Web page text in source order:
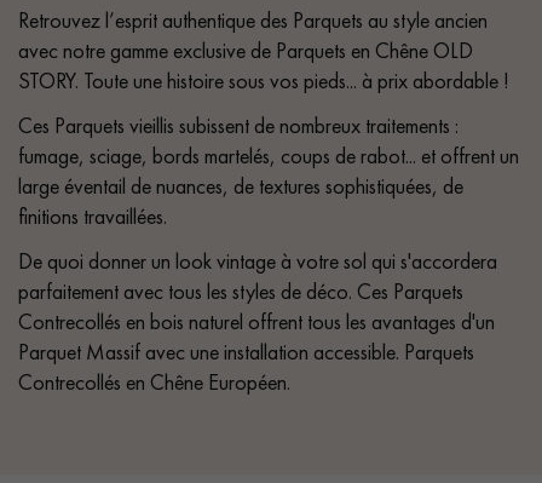
Retrouvez l’esprit authentique des Parquets au style ancien
avec notre gamme exclusive de Parquets en Chêne OLD
STORY. Toute une histoire sous vos pieds... à prix abordable !
Ces Parquets vieillis subissent de nombreux traitements :
fumage, sciage, bords martelés, coups de rabot... et offrent un
large éventail de nuances, de textures sophistiquées, de
finitions travaillées.
De quoi donner un look vintage à votre sol qui s'accordera
parfaitement avec tous les styles de déco. Ces Parquets
Contrecollés en bois naturel offrent tous les avantages d'un
Parquet Massif avec une installation accessible. Parquets
Contrecollés en Chêne Européen.